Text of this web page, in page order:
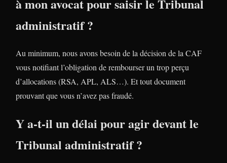
à mon avocat pour saisir le Tribunal
administratif ?
Au minimum, nous avons besoin de la décision de la CAF
vous notifiant l’obligation de rembourser un trop perçu
d’allocations (RSA, APL, ALS…). Et tout document
prouvant que vous n’avez pas fraudé.
Y a-t-il un délai pour agir devant le
Tribunal administratif ?